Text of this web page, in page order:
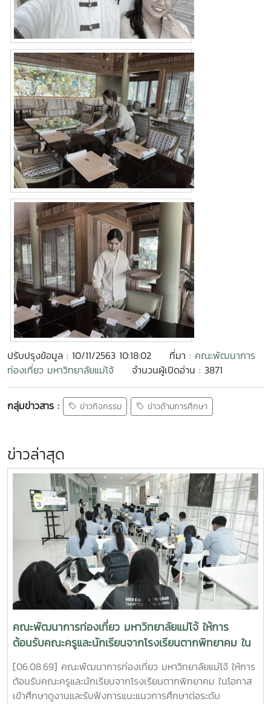
ปรับปรุงข้อมูล : 10/11/2563 10:18:02 ที่มา : คณะพัฒนาการ
ท่องเที่ยว มหาวิทยาลัยแม่โจ้
จำนวนผู้เปิดอ่าน : 3871
กลุ่มข่าวสาร : ข่าวกิจกรรม ข่าวด้านการศึกษา
ข่าวล่าสุด
คณะพัฒนาการท่องเที่ยว มหาวิทยาลัยแม่โจ้ ให้การ
ต้อนรับคณะครูและนักเรียนจากโรงเรียนตากพิทยาคม ใน
โอกาสเข้าศึกษาดูงานและรับฟังการแนะแนวการศึกษาต่อ
ระดับอุดมศึกษา
[06.08.69] คณะพัฒนาการท่องเที่ยว มหาวิทยาลัยแม่โจ้ ให้การ
ต้อนรับคณะครูและนักเรียนจากโรงเรียนตากพิทยาคม ในโอกาส
เข้าศึกษาดูงานและรับฟังการแนะแนวการศึกษาต่อระดับ